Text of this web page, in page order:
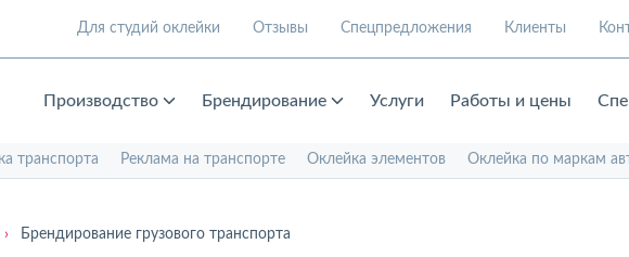
Для студий оклейки Отзывы Спецпредложения Клиенты
Производство Брендирование Услуги Работы и цены
транспорта Реклама на транспорте Оклейка элементов Оклейка по маркам
› Брендирование грузового транспорта